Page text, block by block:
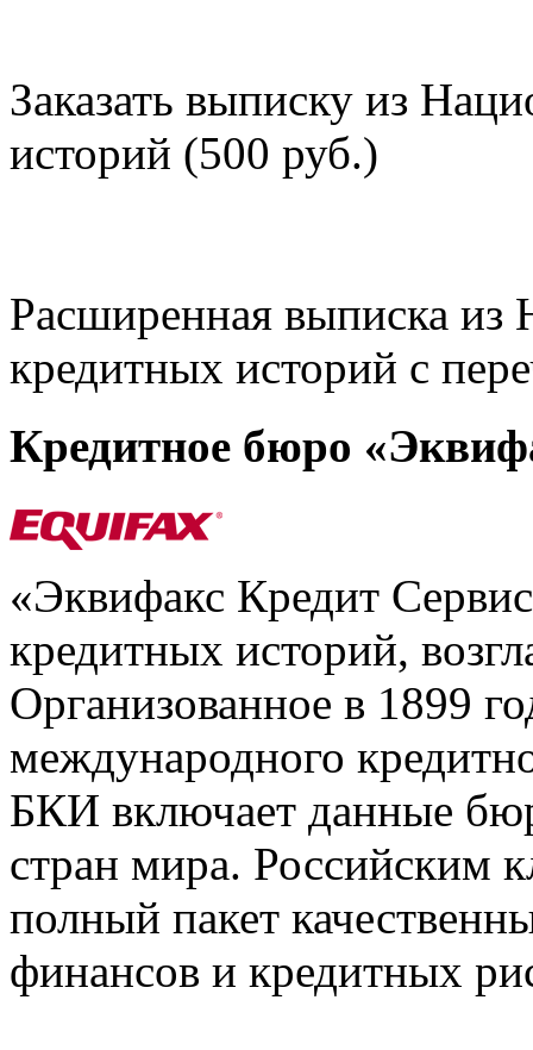
Заказать выписку из
историй (500 руб.)
Расширенная выписка из
кредитных историй с
Кредитное бюро
«Эквифакс Кредит
кредитных историй,
Организованное в 1899
международного
БКИ включает данные
стран мира. Российским
полный пакет
финансов и кредитных